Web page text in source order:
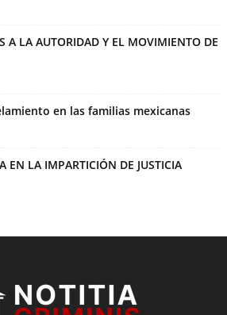
A LA AUTORIDAD Y EL MOVIMIENTO DE
en las familias mexicanas
EN LA IMPARTICIÓN DE JUSTICIA